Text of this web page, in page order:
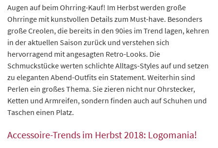
Augen auf beim Ohrring-Kauf! Im Herbst werden große
Ohrringe mit kunstvollen Details zum Must-have. Besonders
große Creolen, die bereits in den 90ies im Trend lagen, kehren
in der aktuellen Saison zurück und verstehen sich
hervorragend mit angesagten Retro-Looks. Die
Schmuckstücke werten schlichte Alltags-Styles auf und setzen
zu eleganten Abend-Outfits ein Statement. Weiterhin sind
Perlen ein großes Thema. Sie zieren nicht nur Ohrstecker,
Ketten und Armreifen, sondern finden auch auf Schuhen und
Taschen einen Platz.
Accessoire-Trends im Herbst 2018: Logomania!